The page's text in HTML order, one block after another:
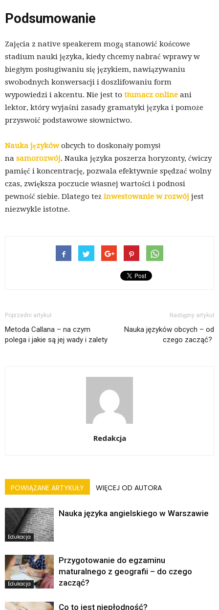
Podsumowanie
Zajęcia z native speakerem mogą stanowić końcowe
stadium nauki języka, kiedy chcemy nabrać wprawy w
biegłym posługiwaniu się językiem, nawiązywaniu
swobodnych konwersacji i doszlifowaniu form
wypowiedzi i akcentu. Nie jest to tłumacz online ani
lektor, który wyjaśni zasady gramatyki języka i pomoże
przyswoić podstawowe słownictwo.
Nauka językówobcych to doskonały pomysł
na samorozwój. Nauka języka poszerza horyzonty, ćwiczy
pamięć i koncentrację, pozwala efektywnie spędzać wolny
czas, zwiększa poczucie własnej wartości i podnosi
pewność siebie. Dlatego też inwestowanie w rozwój jest
niezwykle istotne.
Poprzedni artykuł
Metoda Callana – na czym
polega i jakie są jej wady i zalety
Następny artykuł
Nauka języków obcych – od
czego zacząć?
Redakcja
POWIĄZANE ARTYKUŁY WIĘCEJ OD AUTORA
Edukacja
Nauka języka angielskiego w Warszawie
Edukacja
Przygotowanie do egzaminu
maturalnego z geografii – do czego
zacząć?
Co to jest niepłodność?